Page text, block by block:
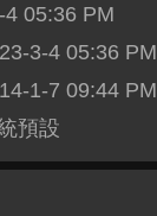
4 05:36 PM
3-4 05:36 PM
1-7 09:44 PM
預設